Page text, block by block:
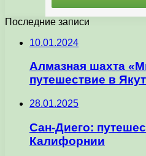
Последние записи
10.01.2024
Алмазная шахта
путешествие в
28.01.2025
Сан-Диего:
Калифорнии